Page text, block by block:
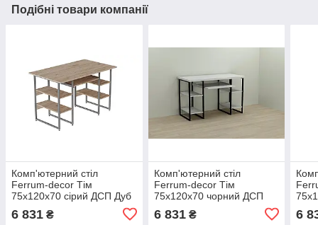
Подібні товари компанії
Комп'ютерний стіл
Ferrum-decor Тім
75x120x70 сірий ДСП Дуб
101895)
6 831 ₴
Комп'ютерний стіл
Ferrum-decor Тім
75x120x70 чорний ДСП
Білий 32мм (FRD-103975)
6 831₴ 6